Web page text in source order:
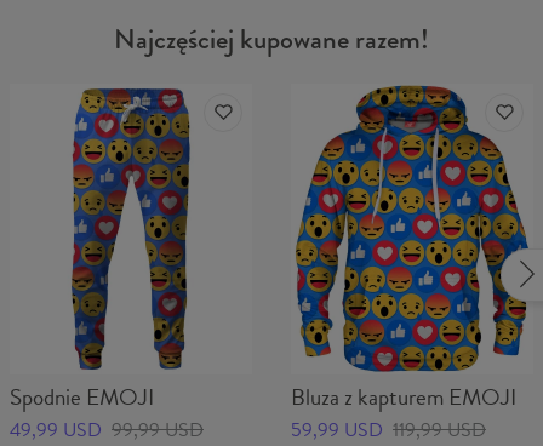
Najczęściej kupowane razem!
Spodnie EMOJI
49,99 USD 99,99 USD
Bluza z kapturem EMOJI
59,99 USD 119,99 USD